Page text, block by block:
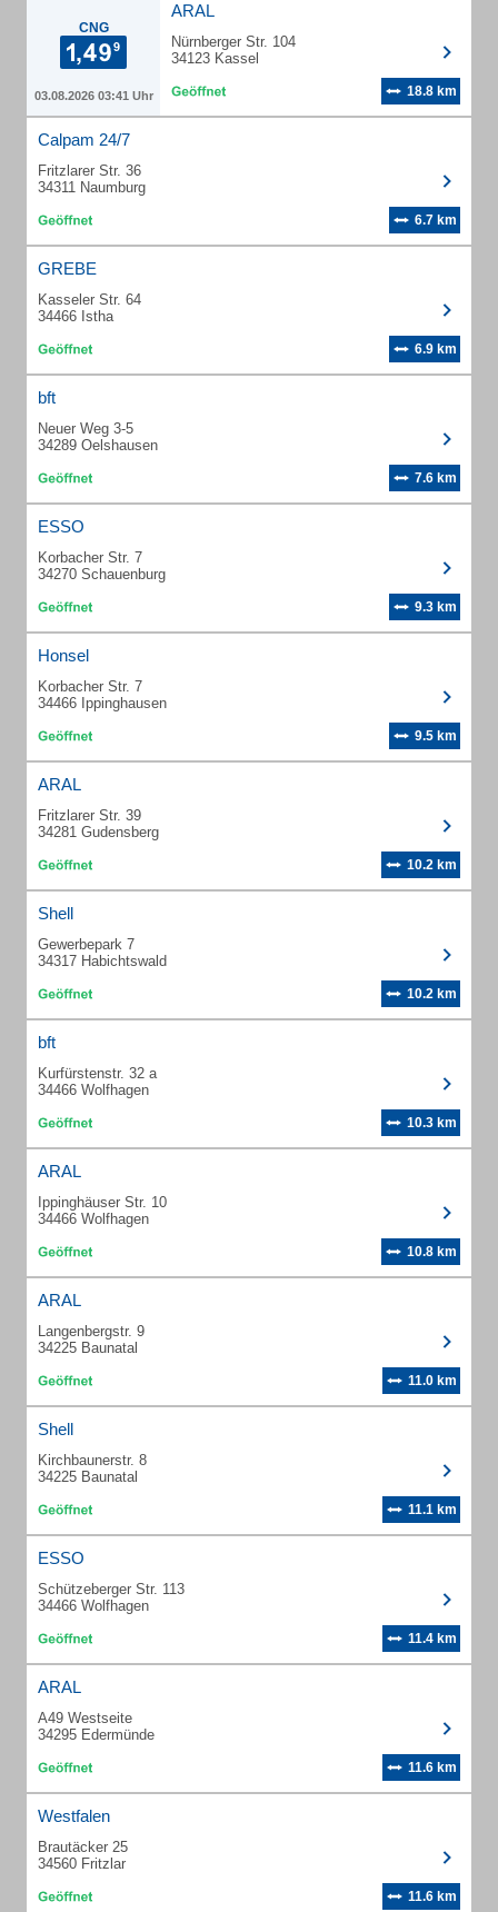
CNG
03.08.2026 03:41 Uhr
ARAL
Nürnberger Str. 104
34123 Kassel
18.8 km
Calpam 24/7
Fritzlarer Str. 36
34311 Naumburg
6.7 km
GREBE
Kasseler Str. 64
34466 Istha
6.9 km
bft
Neuer Weg 3-5
34289 Oelshausen
7.6 km
ESSO
Korbacher Str. 7
34270 Schauenburg
9.3 km
Honsel
Korbacher Str. 7
34466 Ippinghausen
9.5 km
ARAL
Fritzlarer Str. 39
34281 Gudensberg
10.2 km
Shell
Gewerbepark 7
34317 Habichtswald
10.2 km
bft
Kurfürstenstr. 32 a
34466 Wolfhagen
10.3 km
ARAL
Ippinghäuser Str. 10
34466 Wolfhagen
10.8 km
ARAL
Langenbergstr. 9
34225 Baunatal
11.0 km
Shell
Kirchbaunerstr. 8
34225 Baunatal
11.1 km
ESSO
Schützeberger Str. 113
34466 Wolfhagen
11.4 km
ARAL
A49 Westseite
34295 Edermünde
11.6 km
Westfalen
Brautäcker 25
34560 Fritzlar
11.6 km